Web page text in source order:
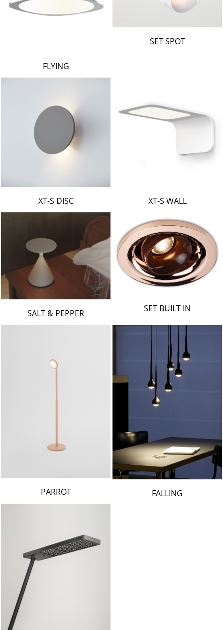
SET SPOT
FLYING
XT-S WALL
XT-S DISC
SET BUILT IN
SALT & PEPPER
FALLING
PARROT